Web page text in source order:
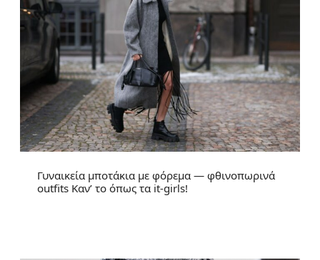
Γυναικεία μποτάκια με φόρεμα — φθινοπωρινά
outfits Καν’ το όπως τα it-girls!